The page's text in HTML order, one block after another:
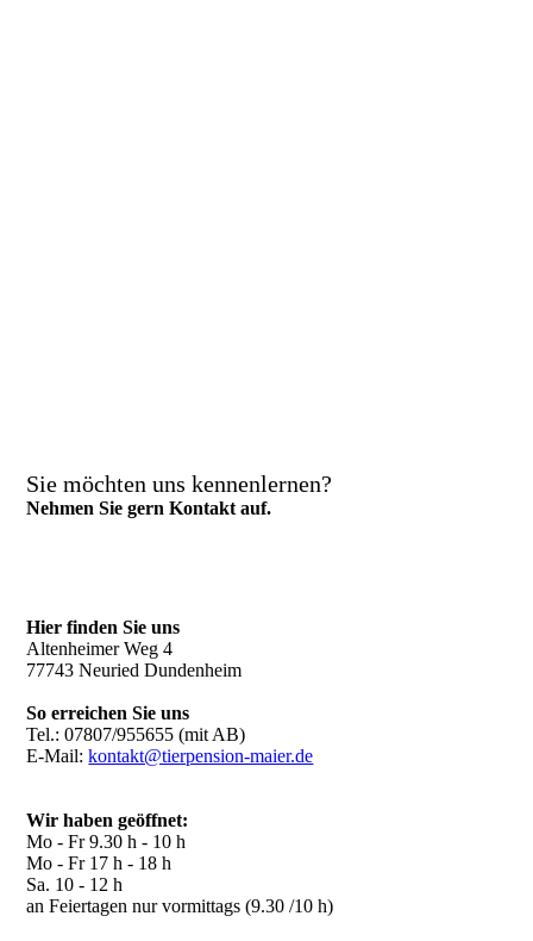
Sie möchten uns kennenlernen?
Nehmen Sie gern Kontakt auf.
Hier finden Sie uns
Altenheimer Weg 4
77743 Neuried Dundenheim
So erreichen Sie uns
Tel.: 07807/955655 (mit AB)
E-Mail:kontakt@tierpension-maier.de
Wir haben geöffnet:
Mo - Fr 9.30 h - 10 h
Mo - Fr 17 h - 18 h
Sa. 10 - 12 h
an Feiertagen nur vormittags (9.30 /10 h)